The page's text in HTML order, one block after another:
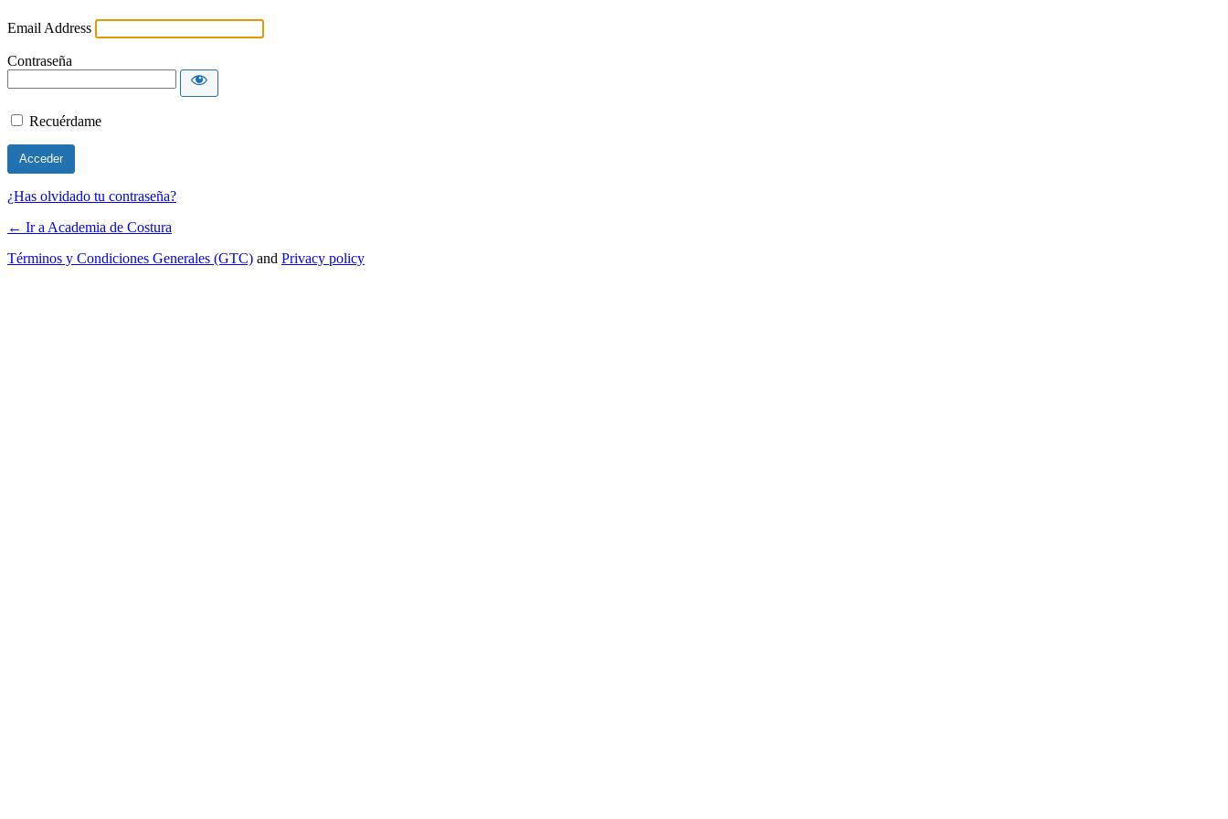
Email Address
Contraseña
Recuérdame
¿Has olvidado tu contraseña?
← Ir a Academia de Costura
Términos y Condiciones Generales (GTC) and Privacy policy